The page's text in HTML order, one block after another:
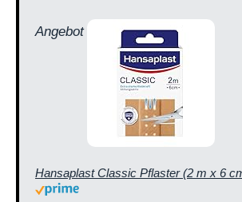
Angebot
Hansaplast Classic Pflaster (2 m x 6